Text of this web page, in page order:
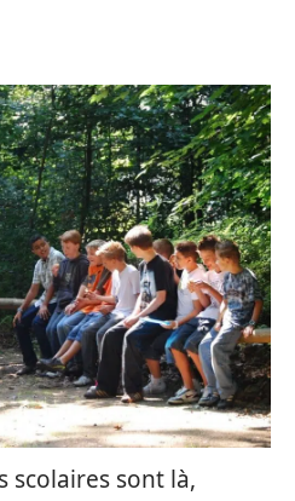
scolaires sont là,